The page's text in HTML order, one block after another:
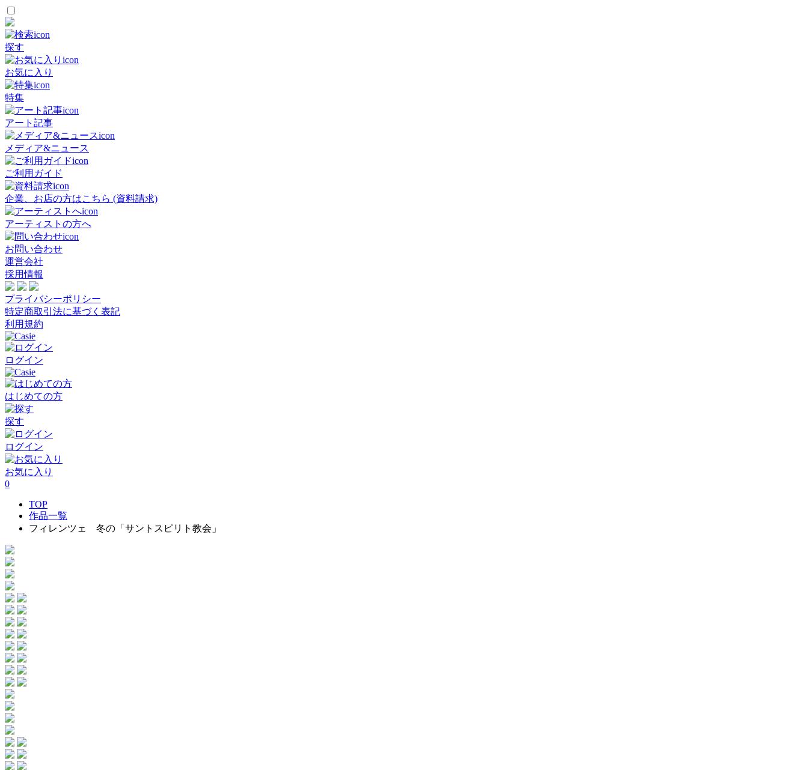
探す
お気に入り
特集
アート記事
メディア&ニュース
ご利用ガイド
企業、お店の方はこちら (資料請求)
アーティストの方へ
お問い合わせ
運営会社
採用情報
プライバシーポリシー
特定商取引法に基づく表記
利用規約
ログイン
はじめての方
探す
ログイン
お気に入り
0
TOP
作品一覧
フィレンツェ 冬の「サントスピリト教会」